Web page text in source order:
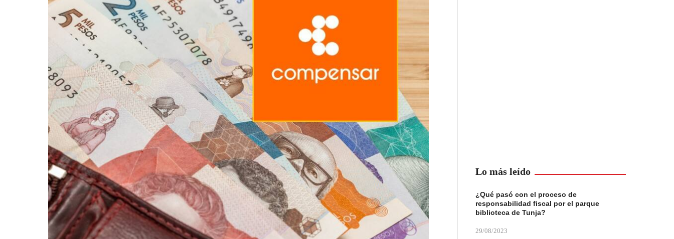
Lo más leído
¿Qué pasó con el proceso de
responsabilidad fiscal por el parque
biblioteca de Tunja?
29/08/2023